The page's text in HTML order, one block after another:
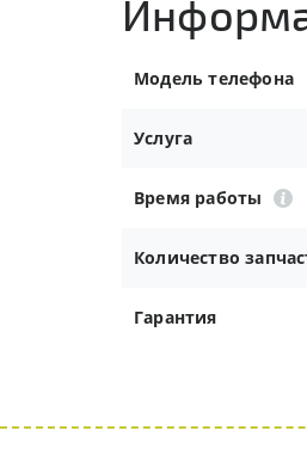
Модель телефона
Услуга
Время работы
Количество
Гарантия